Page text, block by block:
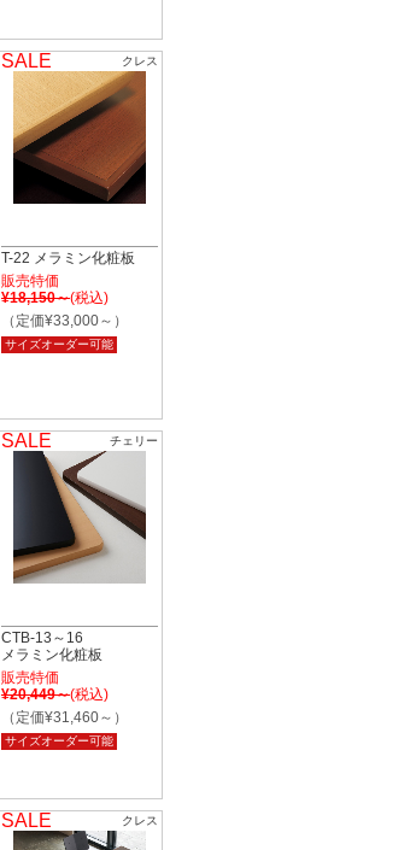
SALE クレス
T-22 メラミン化粧板
販売特価
¥18,150～(税込)
（定価¥33,000～）
サイズオーダー可能
SALE チェリー
CTB-13～16
メラミン化粧板
販売特価
¥20,449～(税込)
（定価¥31,460～）
サイズオーダー可能
SALE クレス